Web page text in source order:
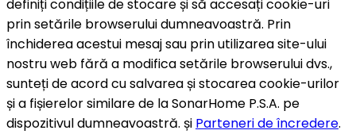
definiți condițiile de stocare și să accesați cookie-uri
prin setările browserului dumneavoastră. Prin
închiderea acestui mesaj sau prin utilizarea site-ului
nostru web fără a modifica setările browserului dvs.,
sunteți de acord cu salvarea și stocarea cookie-urilor
și a fișierelor similare de la SonarHome P.S.A. pe
dispozitivul dumneavoastră. și Parteneri de încredere.